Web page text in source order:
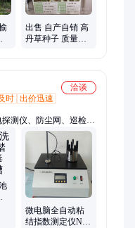
出售 自产自销 高
丹草种子 质量好
洽谈
时 出价迅速
测仪、防尘网、巡检机
干粉灭火器、打药喷雾
架、装载机电子秤、砌
、混凝土振动棒、打标
机、洗消剂、防爆风机
微电脑全自动粘
结指数测定仪NJ-